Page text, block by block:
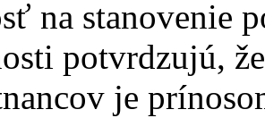
na stanovenie
potvrdzujú,
je